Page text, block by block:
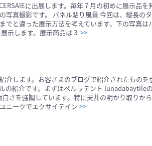
に出展します。毎年７月の初めに展示品を
写真撮影です。 パネル貼り風景 今回は、縦長の
でと違った展示方法を考えています。下の写真は
示します。展示商品は３ >>
介します。お客さまのブログで紹介されたものを
の紹介です。まずはペルラテント lunadabaytileの
さを強調しています。特に天井の明かり取りか
ニークでエクサイテイン >>